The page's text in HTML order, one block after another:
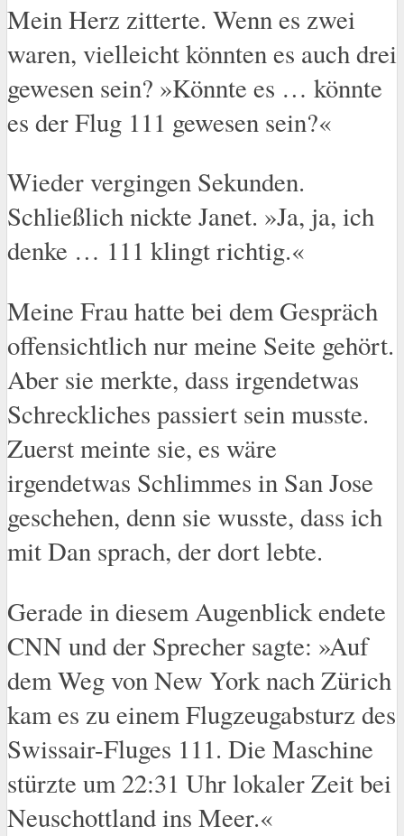
Mein Herz zitterte. Wenn es zwei
waren, vielleicht könnten es auch drei
gewesen sein? »Könnte es … könnte
es der Flug 111 gewesen sein?«
Wieder vergingen Sekunden.
Schließlich nickte Janet. »Ja, ja, ich
denke … 111 klingt richtig.«
Meine Frau hatte bei dem Gespräch
offensichtlich nur meine Seite gehört.
Aber sie merkte, dass irgendetwas
Schreckliches passiert sein musste.
Zuerst meinte sie, es wäre
irgendetwas Schlimmes in San Jose
geschehen, denn sie wusste, dass ich
mit Dan sprach, der dort lebte.
Gerade in diesem Augenblick endete
CNN und der Sprecher sagte: »Auf
dem Weg von New York nach Zürich
kam es zu einem Flugzeugabsturz des
Swissair-Fluges 111. Die Maschine
stürzte um 22:31 Uhr lokaler Zeit bei
Neuschottland ins Meer.«